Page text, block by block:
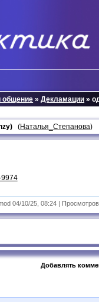
общение »Декламации »
(Наталья_Степанова)
04/10/25, 08:24 |
Добавлять